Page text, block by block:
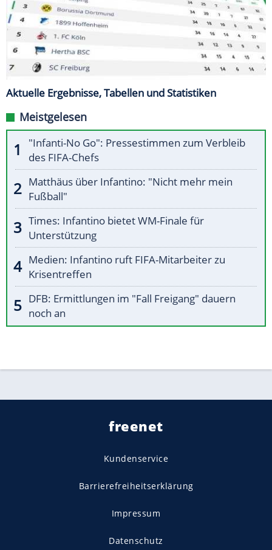
Aktuelle Ergebnisse, Tabellen und Statistiken
Meistgelesen
"Infanti-No Go": Pressestimmen zum Verbleib
des FIFA-Chefs
Matthäus über Infantino: "Nicht mehr mein
Fußball"
Times: Infantino bietet WM-Finale für
Unterstützung
Medien: Infantino ruft FIFA-Mitarbeiter zu
Krisentreffen
DFB: Ermittlungen im "Fall Freigang" dauern
noch an
freenet
Kundenservice
Barrierefreiheitserklärung
Impressum
Datenschutz